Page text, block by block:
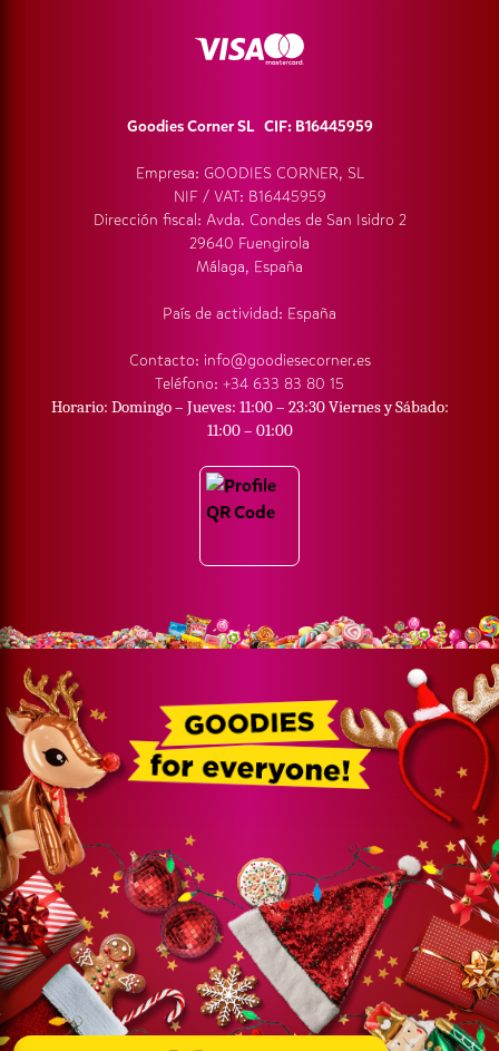
Goodies Corner SL CIF: B16445959
Empresa: GOODIES CORNER, SL
NIF / VAT: B16445959
Dirección fiscal: Avda. Condes de San Isidro 2
29640 Fuengirola
Málaga, España
País de actividad: España
Contacto: info@goodiesecorner.es
Teléfono: +34 633 83 80 15
Horario: Domingo – Jueves: 11:00 – 23:30 Viernes y Sábado:
11:00 – 01:00